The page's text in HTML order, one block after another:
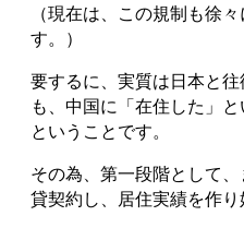
（現在は、この規制も徐
す。）
要するに、実質は日本と
も、中国に「在住した」
ということです。
その為、第一段階として
貸契約し、居住実績を作り